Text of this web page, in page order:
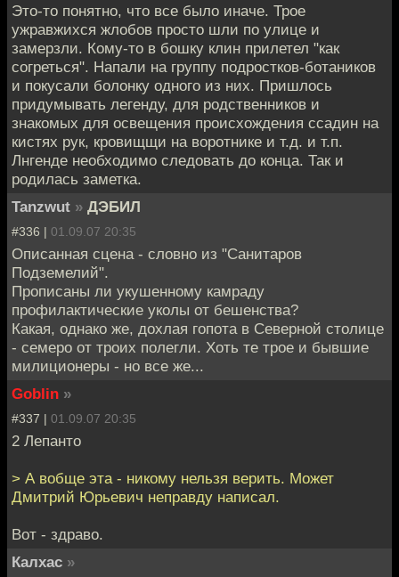
Это-то понятно, что все было иначе. Трое
ужравжихся жлобов просто шли по улице и
замерзли. Кому-то в бошку клин прилетел "как
согреться". Напали на группу подростков-ботаников
и покусали болонку одного из них. Пришлось
придумывать легенду, для родственников и
знакомых для освещения происхождения ссадин на
кистях рук, кровищщи на воротнике и т.д. и т.п.
Лнгенде необходимо следовать до конца. Так и
родилась заметка.
Tanzwut » ДЭБИЛ
#336 | 01.09.07 20:35
Описанная сцена - словно из "Санитаров
Подземелий".
Прописаны ли укушенному камраду
профилактические уколы от бешенства?
Какая, однако же, дохлая гопота в Северной столице
- семеро от троих полегли. Хоть те трое и бывшие
милиционеры - но все же...
Goblin »
#337 | 01.09.07 20:35
2 Лепанто
> А вобще эта - никому нельзя верить. Может
Дмитрий Юрьевич неправду написал.
Вот - здраво.
Калхас »